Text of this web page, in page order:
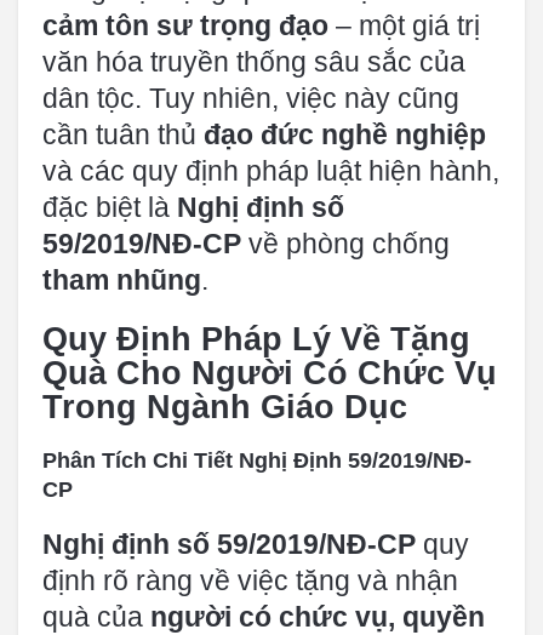
cảm tôn sư trọng đạo – một giá trị
văn hóa truyền thống sâu sắc của
dân tộc. Tuy nhiên, việc này cũng
cần tuân thủ đạo đức nghề nghiệp
và các quy định pháp luật hiện hành,
đặc biệt là Nghị định số
59/2019/NĐ-CP về phòng chống
tham nhũng.
Quy Định Pháp Lý Về Tặng
Quà Cho Người Có Chức Vụ
Trong Ngành Giáo Dục
Phân Tích Chi Tiết Nghị Định 59/2019/NĐ-
CP
Nghị định số 59/2019/NĐ-CP quy
định rõ ràng về việc tặng và nhận
quà của người có chức vụ, quyền